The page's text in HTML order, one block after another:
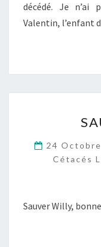
décédé. Je n’ai
Valentin, l’enfant
24
Cétacés
Sauver Willy,